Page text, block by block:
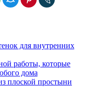
для внутренних
работы, которые
дома
плоской простыни